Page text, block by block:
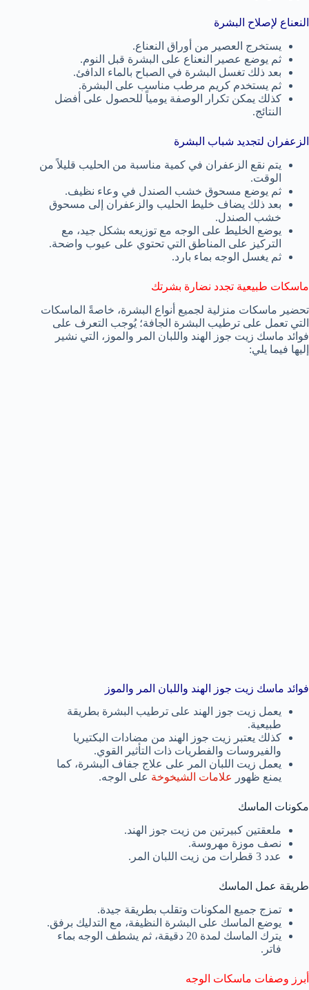
النعناع لإصلاح البشرة
يستخرج العصير من أوراق النعناع.
ثم يوضع عصير النعناع على البشرة قبل النوم.
بعد ذلك تغسل البشرة في الصباح بالماء الدافئ.
ثم يستخدم كريم مرطب مناسب على البشرة.
كذلك يمكن تكرار الوصفة يومياً للحصول على أفضل
النتائج.
الزعفران لتجديد شباب البشرة
يتم نقع الزعفران في كمية مناسبة من الحليب قليلاً من
الوقت.
ثم يوضع مسحوق خشب الصندل في وعاء نظيف.
بعد ذلك يضاف خليط الحليب والزعفران إلى مسحوق
خشب الصندل.
يوضع الخليط على الوجه مع توزيعه بشكل جيد، مع
التركيز على المناطق التي تحتوي على عيوب واضحة.
ثم يغسل الوجه بماء بارد.
ماسكات طبيعية تجدد نضارة بشرتك
تحضير ماسكات منزلية لجميع أنواع البشرة، خاصةً الماسكات
التي تعمل على ترطيب البشرة الجافة؛ يُوجب التعرف على
فوائد ماسك زيت جوز الهند واللبان المر والموز، التي نشير
إليها فيما يلي:
فوائد ماسك زيت جوز الهند واللبان المر والموز
يعمل زيت جوز الهند على ترطيب البشرة بطريقة
طبيعية.
كذلك يعتبر زيت جوز الهند من مضادات البكتيريا
والفيروسات والفطريات ذات التأثير القوي.
يعمل زيت اللبان المر على علاج جفاف البشرة، كما
يمنع ظهور
علامات الشيخوخة على الوجه.
مكونات الماسك
ملعقتين كبيرتين من زيت جوز الهند.
نصف موزة مهروسة.
عدد 3 قطرات من زيت اللبان المر.
طريقة عمل الماسك
تمزج جميع المكونات وتقلب بطريقة جيدة.
يوضع الماسك على البشرة النظيفة، مع التدليك برفق.
يترك الماسك لمدة 20 دقيقة، ثم يشطف الوجه بماء
فاتر.
أبرز وصفات ماسكات الوجه